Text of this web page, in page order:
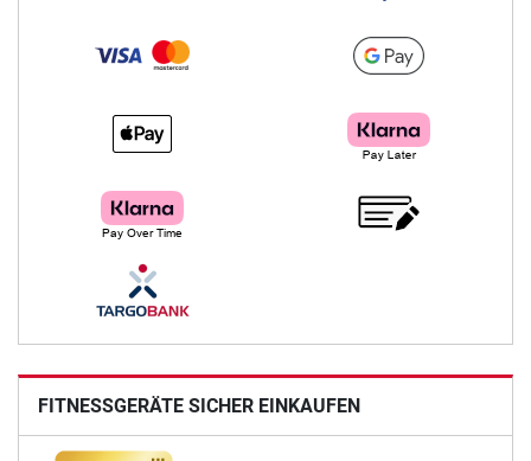
FITNESSGERÄTE SICHER EINKAUFEN